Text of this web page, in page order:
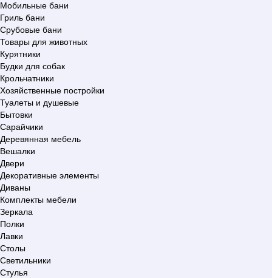
Мобильные бани
Гриль бани
Срубовые бани
Товары для животных
Курятники
Будки для собак
Крольчатники
Хозяйственные постройки
Туалеты и душевые
Бытовки
Сарайчики
Деревянная мебель
Вешалки
Двери
Декоративные элементы
Диваны
Комплекты мебели
Зеркала
Полки
Лавки
Столы
Светильники
Стулья